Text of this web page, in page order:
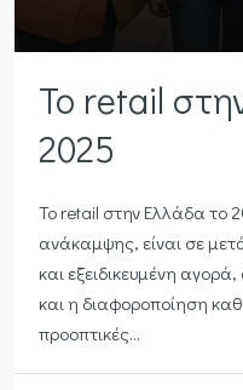
Το retail
2025
Το retail στην Ελλάδα το
ανάκαμψης, είναι σε
και εξειδικευμένη
και η διαφοροποίηση
προοπτικές...